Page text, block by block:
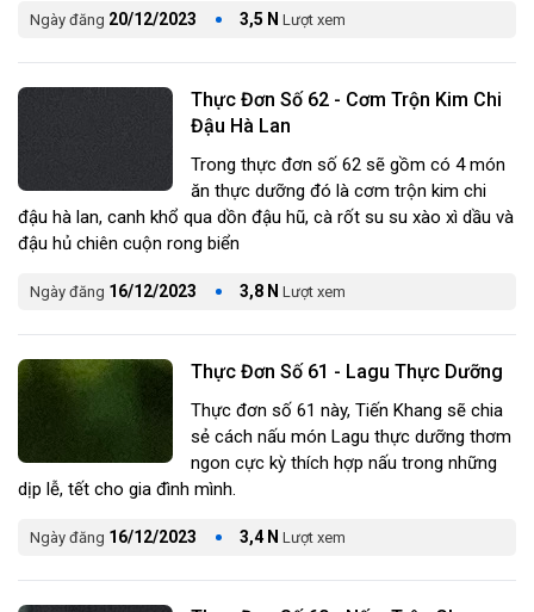
Ngày đăng 20/12/2023 3,5 N Lượt xem
Thực Đơn Số 62 - Cơm Trộn Kim Chi
Đậu Hà Lan
Ngày đăng 16/12/2023 3,8 N Lượt xem
Trong thực đơn số 62 sẽ gồm có 4 món
ăn thực dưỡng đó là cơm trộn kim chi
đậu hà lan, canh khổ qua dồn đậu hũ, cà rốt su su xào xì dầu và
đậu hủ chiên cuộn rong biển
Thực Đơn Số 61 - Lagu Thực Dưỡng
Ngày đăng 16/12/2023 3,4 N Lượt xem
Thực đơn số 61 này, Tiến Khang sẽ chia
sẻ cách nấu món Lagu thực dưỡng thơm
ngon cực kỳ thích hợp nấu trong những
dịp lễ, tết cho gia đình mình.